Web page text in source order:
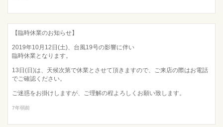
【臨時休業のお知らせ】
2019年10月12日(土)、台風19号の影響に伴い
臨時休業となります。
13日(日)は、天候次第で休業とさせて頂きますので、ご来店の際はお電話
でご確認ください。
ご迷惑をお掛けしますが、ご理解の程よろしくお願い致します。
7年弱前